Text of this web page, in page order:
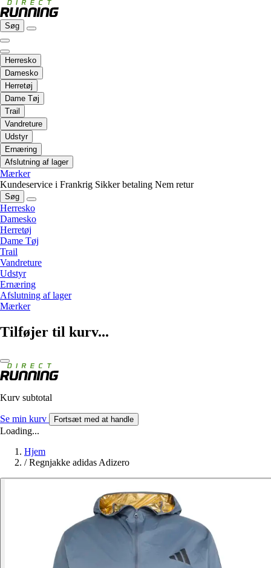
Søg
Herresko
Damesko
Herretøj
Dame Tøj
Trail
Vandreture
Udstyr
Ernæring
Afslutning af lager
Mærker
Kundeservice i Frankrig Sikker betaling Nem retur
Søg
Herresko
Damesko
Herretøj
Dame Tøj
Trail
Vandreture
Udstyr
Ernæring
Afslutning af lager
Mærker
Tilføjer til kurv...
Kurv subtotal
Se min kurv Fortsæt med at handle
Loading...
Hjem
/ Regnjakke adidas Adizero